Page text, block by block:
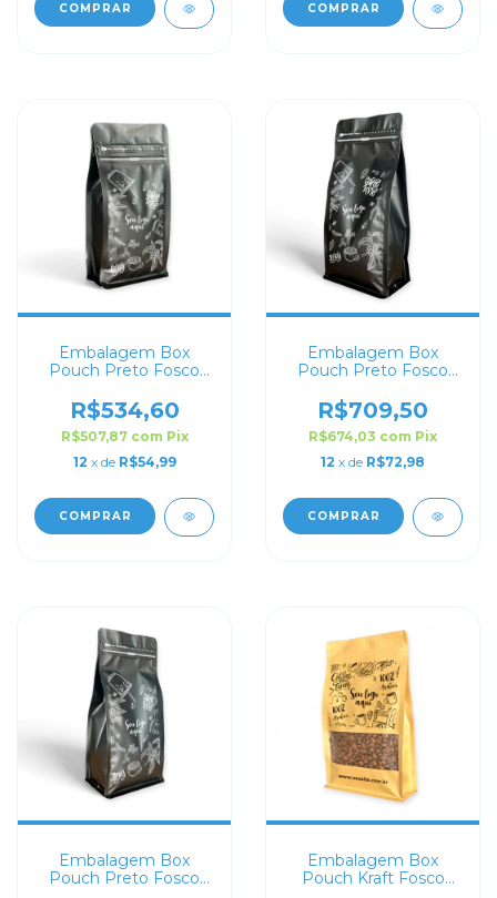
COMPRAR COMPRAR
Embalagem Box
Pouch Preto Fosco
R$534,60
R$507,87 com Pix
12 x de R$54,99
COMPRAR
Embalagem Box
Pouch Preto Fosco
R$709,50
R$674,03 com Pix
12 x de R$72,98
COMPRAR
Embalagem Box
Pouch Preto Fosco
Embalagem Box
Pouch Kraft Fosco